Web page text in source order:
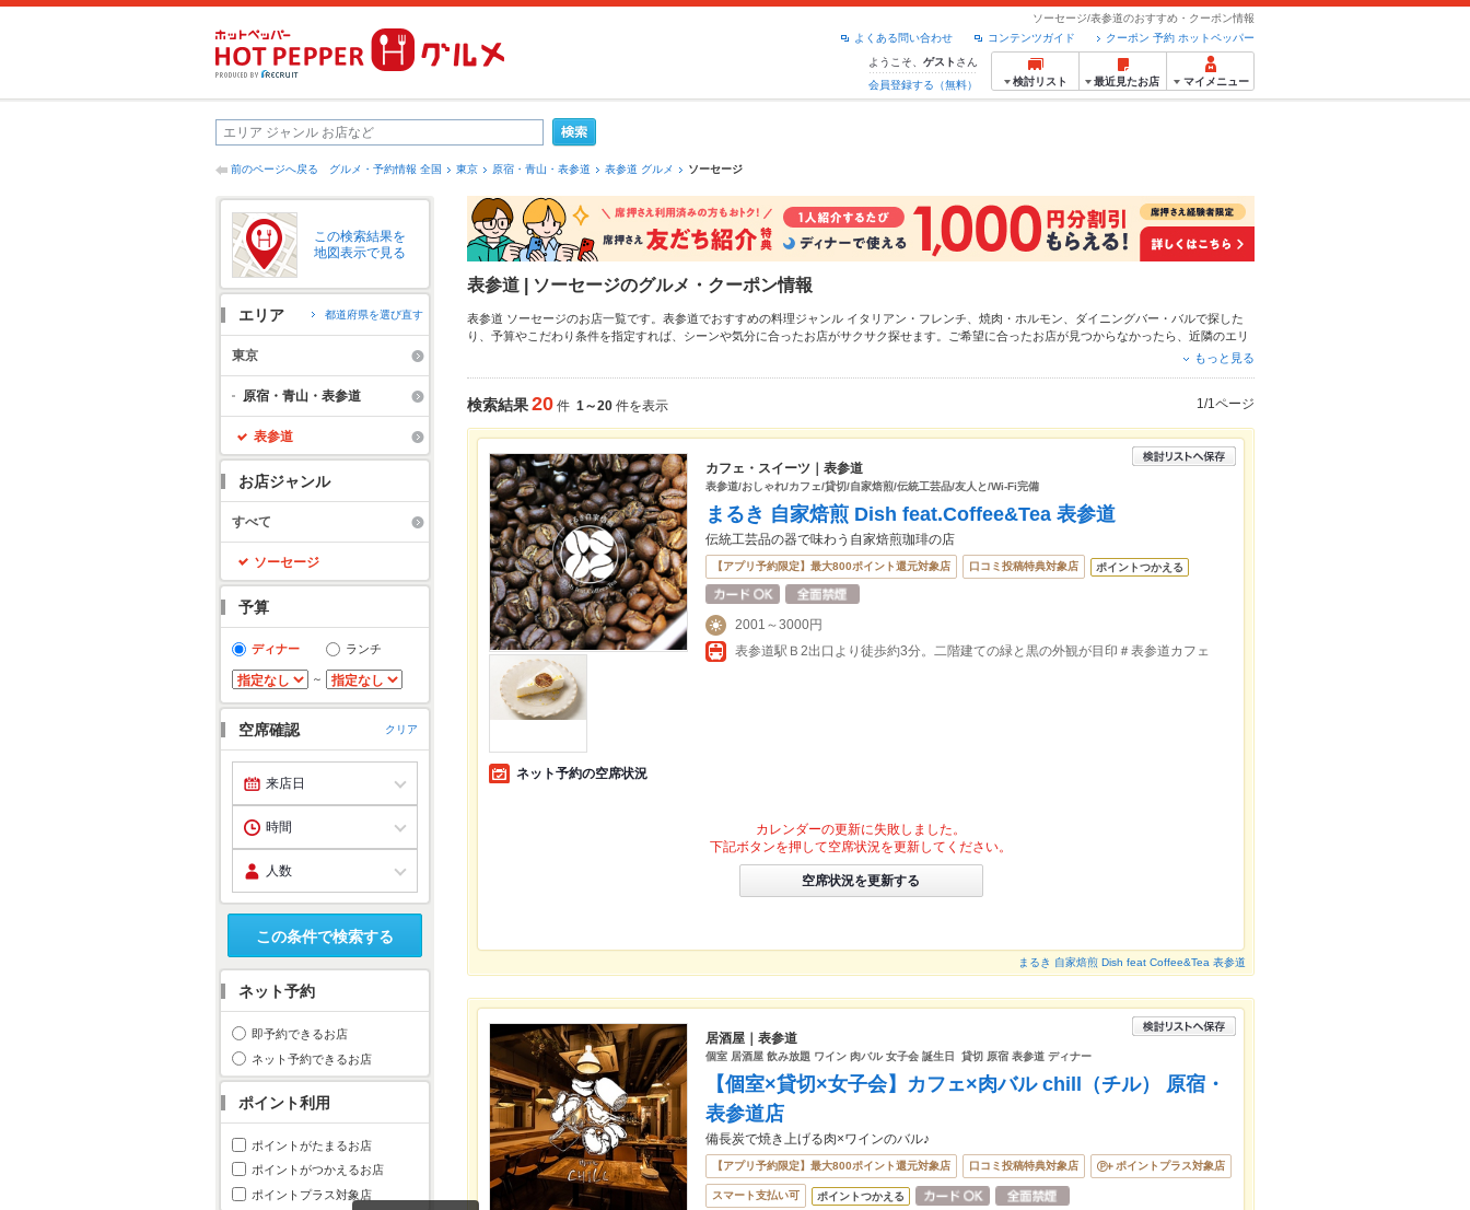
ソーセージ/表参道のおすすめ・クーポン情報
クーポン 予約 ホットペッパー
コンテンツガイド
よくある問い合わせ
ようこそ、 ゲスト さん
会員登録する（無料）
検討リスト 最近見たお店 マイメニュー
前のページへ戻る グルメ・予約情報 全国 東京 原宿・青山・表参道 表参道 グルメ ソーセージ
この検索結果を
地図表示で見る
エリア 都道府県を選び直す
東京
原宿・青山・表参道
表参道
お店ジャンル
すべて
ソーセージ
予算
ディナー ランチ
～
空席確認 クリア
この条件で検索する
ネット予約
即予約できるお店
ネット予約できるお店
ポイント利用
ポイントがたまるお店
ポイントがつかえるお店
ポイントプラス対象店
表参道 | ソーセージのグルメ・クーポン情報
表参道 ソーセージのお店一覧です。表参道でおすすめの料理ジャンル イタリアン・フレンチ 焼肉・ホルモン ダイニングバー・バルで探した
り、予算やこだわり条件を指定すれば、シーンや気分に合ったお店がサクサク探せます。ご希望に合ったお店が見つからなかったら、近隣のエリ
リゾット 、から
もっと見る
検索結果20 件 1～20 件を表示 1/1ページ
カフェ・スイーツ｜表参道
表参道/おしゃれ/カフェ/貸切/自家焙煎/伝統工芸品/友人と/Wi-Fi完備
まるき 自家焙煎 Dish feat.Coffee&Tea 表参道
伝統工芸品の器で味わう自家焙煎珈琲の店
【アプリ予約限定】最大800ポイント還元対象店 口コミ投稿特典対象店 ポイントつかえる
2001～3000円
表参道駅Ｂ2出口より徒歩約3分。二階建ての緑と黒の外観が目印＃表参道カフェ
ネット予約の空席状況
カレンダーの更新に失敗しました。
下記ボタンを押して空席状況を更新してください。
空席状況を更新する
まるき 自家焙煎 Dish feat Coffee&Tea 表参道
居酒屋｜表参道
個室 居酒屋 飲み放題 ワイン 肉バル 女子会 誕生日 貸切 原宿 表参道 ディナー
【個室×貸切×女子会】カフェ×肉バル chill（チル） 原宿・
表参道店
備長炭で焼き上げる肉×ワインのバル♪
【アプリ予約限定】最大800ポイント還元対象店 口コミ投稿特典対象店 ポイントプラス対象店
スマート支払い可 ポイントつかえる